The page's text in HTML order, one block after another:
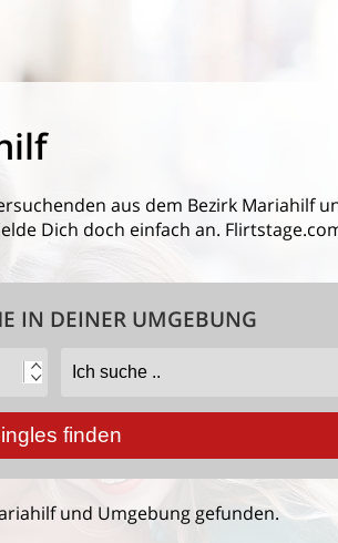
aus dem Bezirk Mariahilf
Dich doch einfach an.
IN DEINER UMGEBUNG
und Umgebung gefunden.